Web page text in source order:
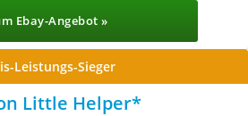
Ebay-Angebot »
Leistungs-Sieger
Little Helper